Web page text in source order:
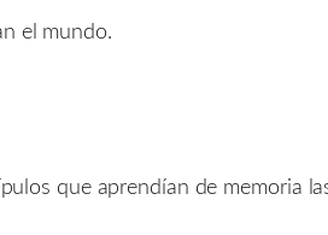
el mundo.
que aprendían de memoria